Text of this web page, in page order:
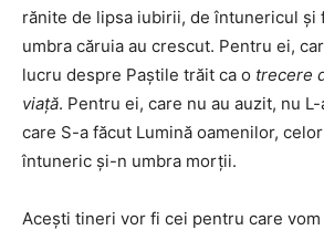
rănite de lipsa iubirii, de întunericul şi
umbra căruia au crescut. Pentru ei,
lucru despre Paştile trăit ca o trecere
viaţă. Pentru ei, care nu au auzit, nu
care S-a făcut Lumină oamenilor,
întuneric şi-n umbra morţii.
Aceşti tineri vor fi cei pentru care